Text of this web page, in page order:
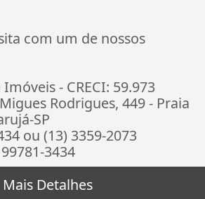
com um de nossos
- CRECI: 59.973
Rodrigues, 449 - Praia
SP
ou (13) 3359-2073
3434
Mais Detalhes